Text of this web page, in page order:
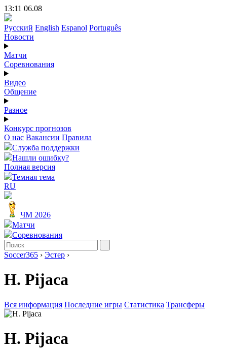
13:11 06.08
Русский English Espanol Português
Новости
Матчи
Соревнования
Видео
Общение
Разное
Конкурс прогнозов
О нас Вакансии Правила
Служба поддержки
Нашли ошибку?
Полная версия
Темная тема
RU
ЧМ 2026
Матчи
Соревнования
Soccer365 › Эстер ›
H. Pijaca
Вся информация Последние игры Статистика Трансферы
H. Pijaca